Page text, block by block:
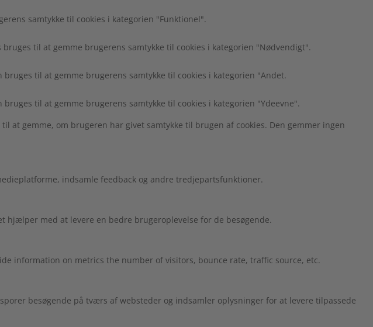
samtykke til cookies i kategorien "Funktionel".
bruges til at gemme brugerens samtykke til cookies i kategorien "Nødvendigt".
bruges til at gemme brugerens samtykke til cookies i kategorien "Andet.
bruges til at gemme brugerens samtykke til cookies i kategorien "Ydeevne".
at gemme, om brugeren har givet samtykke til brugen af cookies. Den gemmer ingen
indsamle feedback og andre tredjepartsfunktioner.
med at levere en bedre brugeroplevelse for de besøgende.
information on metrics the number of visitors, bounce rate, traffic source, etc.
besøgende på tværs af websteder og indsamler oplysninger for at levere tilpassede